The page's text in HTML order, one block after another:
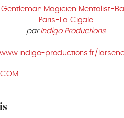
Gentleman Magicien Mentalist-
Paris-La Cigale
par Indigo Productions
productions.fr/larsene